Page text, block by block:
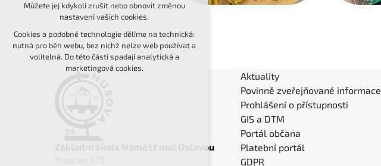
Základní škola Náměšť nad Oslavou
Aktuality
Povinně zveřejňované informace
Prohlášení o přístupnosti
GIS a DTM
Portál občana
Platební portál
GDPR
Více informací o cookies na našem webu
PŘIJMOUT VŠECHNY COOKIES
ODMÍTNOUT VOLITELNÁ
Můžete jej kdykoli zrušit nebo obnovit změnou
nastavení vašich cookies.
Cookies a podobné technologie dělíme na technická:
nutná pro běh webu, bez nichž nelze web používat a
volitelná. Do této části spadají analytická a
marketingová cookies.